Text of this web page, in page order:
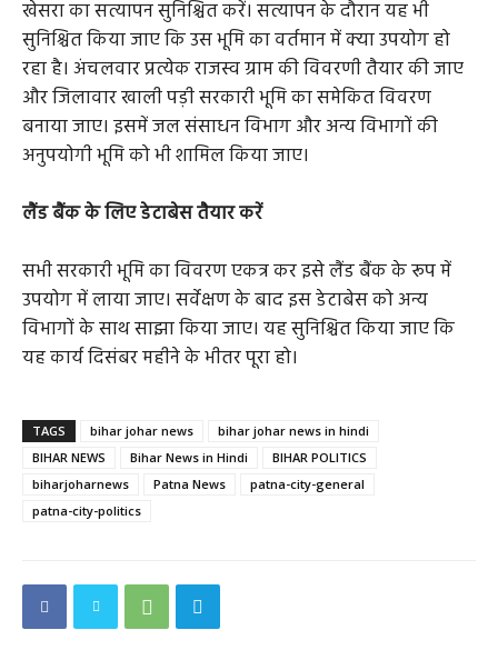
खेसरा का सत्यापन सुनिश्चित करें। सत्यापन के दौरान यह भी
सुनिश्चित किया जाए कि उस भूमि का वर्तमान में क्या उपयोग हो
रहा है। अंचलवार प्रत्येक राजस्व ग्राम की विवरणी तैयार की जाए
और जिलावार खाली पड़ी सरकारी भूमि का समेकित विवरण
बनाया जाए। इसमें जल संसाधन विभाग और अन्य विभागों की
अनुपयोगी भूमि को भी शामिल किया जाए।
लैंड बैंक के लिए डेटाबेस तैयार करें
सभी सरकारी भूमि का विवरण एकत्र कर इसे लैंड बैंक के रूप में
उपयोग में लाया जाए। सर्वेक्षण के बाद इस डेटाबेस को अन्य
विभागों के साथ साझा किया जाए। यह सुनिश्चित किया जाए कि
यह कार्य दिसंबर महीने के भीतर पूरा हो।
TAGS bihar johar news
bihar johar news in hindi
BIHAR NEWS
Bihar News in Hindi
BIHAR POLITICS
biharjoharnews
Patna News
patna-city-general
patna-city-politics